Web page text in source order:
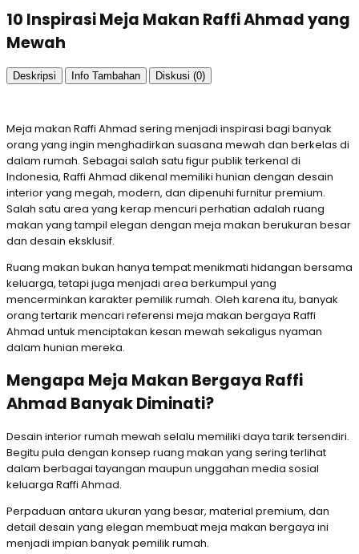
10 Inspirasi Meja Makan Raffi Ahmad yang
Mewah
Deskripsi Info Tambahan Diskusi (0)
Meja makan Raffi Ahmad sering menjadi inspirasi bagi banyak
orang yang ingin menghadirkan suasana mewah dan berkelas di
dalam rumah. Sebagai salah satu figur publik terkenal di
Indonesia, Raffi Ahmad dikenal memiliki hunian dengan desain
interior yang megah, modern, dan dipenuhi furnitur premium.
Salah satu area yang kerap mencuri perhatian adalah ruang
makan yang tampil elegan dengan meja makan berukuran besar
dan desain eksklusif.
Ruang makan bukan hanya tempat menikmati hidangan bersama
keluarga, tetapi juga menjadi area berkumpul yang
mencerminkan karakter pemilik rumah. Oleh karena itu, banyak
orang tertarik mencari referensi meja makan bergaya Raffi
Ahmad untuk menciptakan kesan mewah sekaligus nyaman
dalam hunian mereka.
Mengapa Meja Makan Bergaya Raffi
Ahmad Banyak Diminati?
Desain interior rumah mewah selalu memiliki daya tarik tersendiri.
Begitu pula dengan konsep ruang makan yang sering terlihat
dalam berbagai tayangan maupun unggahan media sosial
keluarga Raffi Ahmad.
Perpaduan antara ukuran yang besar, material premium, dan
detail desain yang elegan membuat meja makan bergaya ini
menjadi impian banyak pemilik rumah.